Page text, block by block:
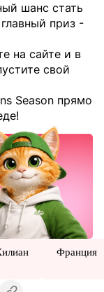
шанс стать
приз -
на сайте и в
свой
Season прямо
Франция